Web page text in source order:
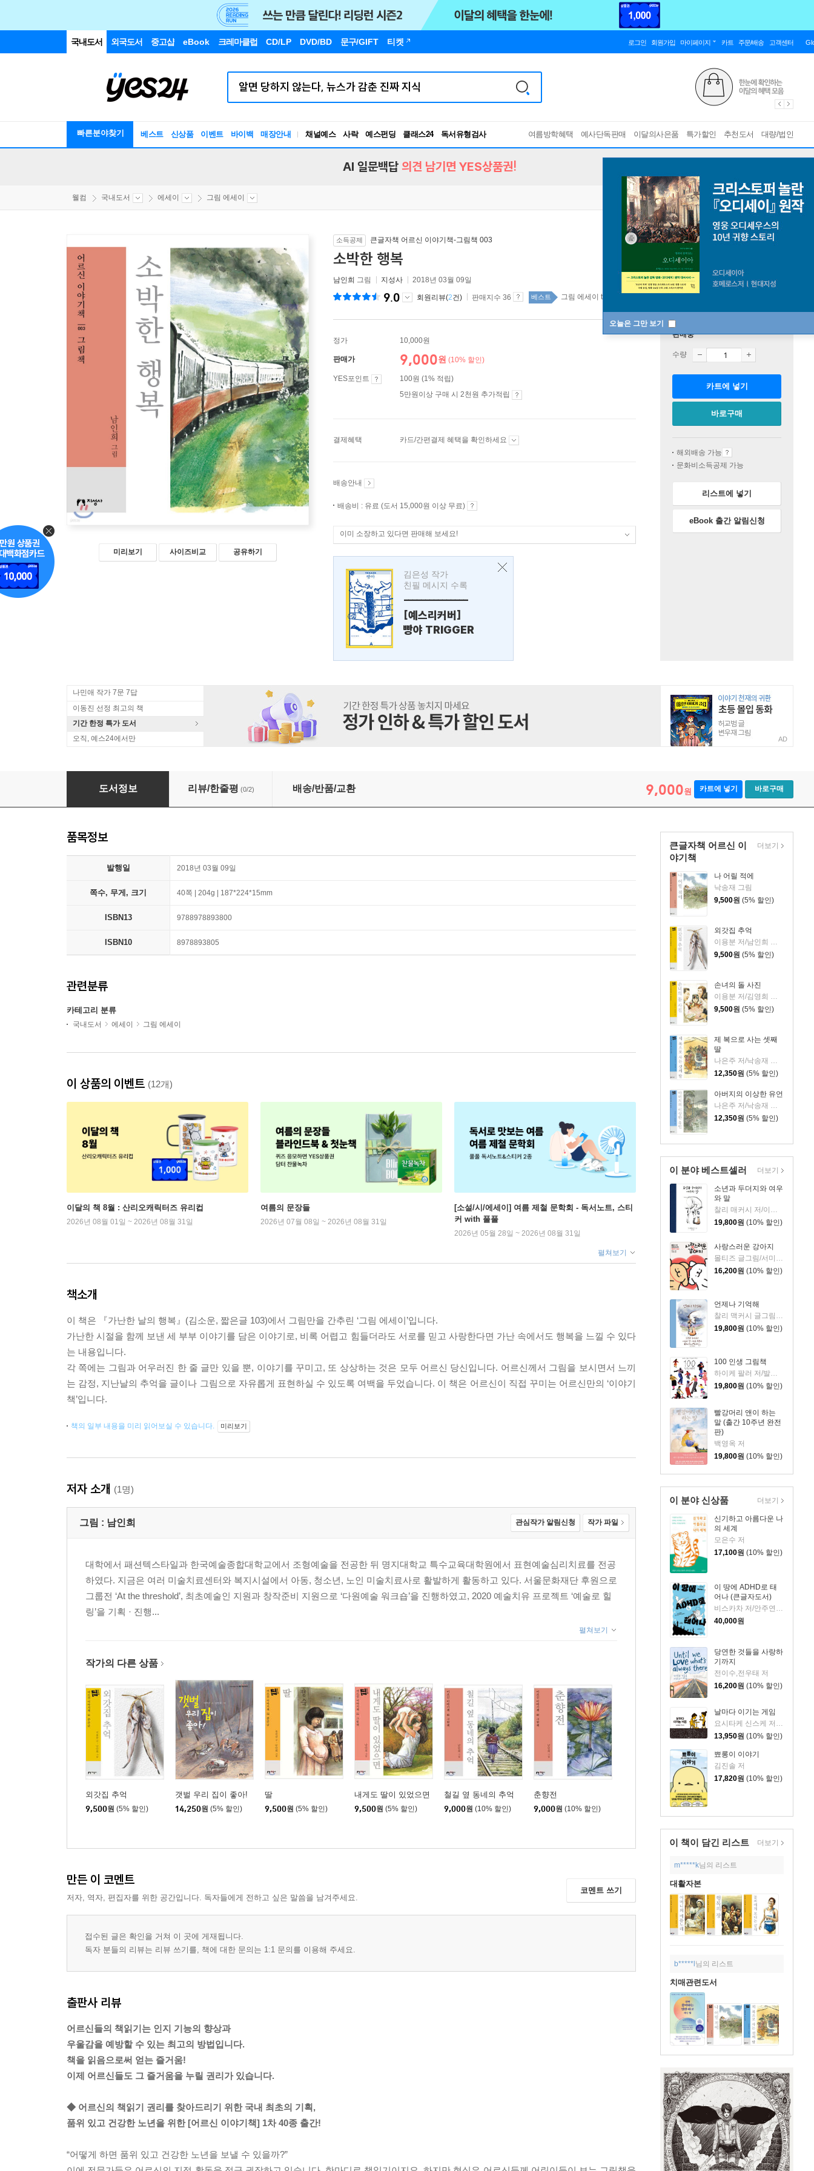
국내도서 외국도서 중고샵 eBook 크레마클럽 CD/LP DVD/BD 문구/GIFT 티켓 로그인 회원가입 마이페이지 카트 주문/배송 고객센터
빠른분야찾기 베스트 신상품 이벤트 바이백 매장안내 채널예스 사락 예스펀딩 클래스24
독서유형검사
RBTI Lab
여름방학혜택 예사단독판매 이달의사은품 특가할인 추천도서 대량/법인
오늘은 그만 보기
AI 일문백답 의견 남기면 YES상품권!
웰컴 국내도서 에세이 그림 에세이
미리보기 사이즈비교 공유하기
소득공제 큰글자책 어르신 이야기책-그림책 003
소박한 행복
남인희 그림 지성사 2018년 03월 09일
9.0 회원리뷰(2건) 판매지수 36 베스트 그림 에세이 top100 1주
정가 10,000원
판매가 9,000원 (10% 할인)
YES포인트
100원 (1% 적립)
5만원이상 구매 시 2천원 추가적립
결제혜택 카드/간편결제 혜택을 확인하세요
배송안내
배송비 : 유료 (도서 15,000원 이상 무료)
이미 소장하고 있다면 판매해 보세요!
김은성 작가
친필 메시지 수록
---------------
[예스리커버]
빵야 TRIGGER
판매중
수량
카트에 넣기
바로구매
해외배송 가능
문화비소득공제 가능
리스트에 넣기
eBook 출간 알림신청
나민애 작가 7문 7답
이동진 선정 최고의 책
기간 한정 특가 도서
오직, 예스24에서만
AD
소박한 행복
도서정보 리뷰/한줄평 (0/2) 배송/반품/교환 9,000원 카트에 넣기 바로구매
큰글자책 어르신 이
야기책
나 어릴 적에
낙송재 그림
9,500원 (5% 할인)
외갓집 추억
이용분 저/남인희 그림
9,500원 (5% 할인)
손녀의 돌 사진
이용분 저/김영희 그림
9,500원 (5% 할인)
제 복으로 사는 셋째
딸
나은주 저/낙송재 그림
12,350원 (5% 할인)
아버지의 이상한 유언
나은주 저/낙송재 그림
12,350원 (5% 할인)
더보기
이 분야 베스트셀러
소년과 두더지와 여우
와 말
찰리 매커시 저/이진경 역
19,800원 (10% 할인)
사랑스러운 강아지
몰티즈 글그림/서미영 역
16,200원 (10% 할인)
언제나 기억해
19,800원 (10% 할인)
100 인생 그림책
19,800원 (10% 할인)
빨강머리 앤이 하는
말 (출간 10주년 완전
판)
백영옥 저
19,800원 (10% 할인)
더보기
이 분야 신상품
신기하고 아름다운 나
의 세계
모은수 저
17,100원 (10% 할인)
이 땅에 ADHD로 태
어나 (큰글자도서)
40,000원
당연한 것들을 사랑하
기까지
전이수,전우태 저
16,200원 (10% 할인)
날마다 이기는 게임
요시타케 신스케 저/이소담 역
13,950원 (10% 할인)
뾰롱이 이야기
김진솔 저
17,820원 (10% 할인)
더보기
이 책이 담긴 리스트 더보기
m*****k님의 리스트
대활자본
b*****l 님의 리스트
치매관련도서
품목정보
발행일 2018년 03월 09일
쪽수, 무게, 크기 40쪽 | 204g | 187*224*15mm
ISBN13 9788978893800
ISBN10 8978893805
관련분류
카테고리 분류
국내도서 에세이 그림 에세이
이 상품의 이벤트 (12개)
이달의 책 8월 : 산리오캐릭터즈 유리컵
2026년 08월 01일 ~ 2026년 08월 31일
여름의 문장들
2026년 07월 08일 ~ 2026년 08월 31일
[소설/시/에세이] 여름 제철 문학회 - 독서노트, 스티
커 with 풀풀
2026년 05월 28일 ~ 2026년 08월 31일
펼쳐보기
책소개
이 책은 『가난한 날의 행복』(김소운, 짧은글 103)에서 그림만을 간추린 ‘그림 에세이’입니다.
가난한 시절을 함께 보낸 세 부부 이야기를 담은 이야기로, 비록 어렵고 힘들더라도 서로를 믿고 사랑한다면 가난 속에서도 행복을 느낄 수 있다
는 내용입니다.
각 쪽에는 그림과 어우러진 한 줄 글만 있을 뿐, 이야기를 꾸미고, 또 상상하는 것은 모두 어르신 당신입니다. 어르신께서 그림을 보시면서 느끼
는 감정, 지난날의 추억을 글이나 그림으로 자유롭게 표현하실 수 있도록 여백을 두었습니다. 이 책은 어르신이 직접 꾸미는 어르신만의 ‘이야기
책’입니다.
책의 일부 내용을 미리 읽어보실 수 있습니다. 미리보기
저자 소개 (1명)
그림 : 남인희 관심작가 알림신청 작가 파일
대학에서 패션텍스타일과 한국예술종합대학교에서 조형예술을 전공한 뒤 명지대학교 특수교육대학원에서 표현예술심리치료를 전공
하였다. 지금은 여러 미술치료센터와 복지시설에서 아동, 청소년, 노인 미술치료사로 활발하게 활동하고 있다. 서울문화재단 후원으로
그룹전 ‘At the threshold’, 최초예술인 지원과 창작준비 지원으로 ‘다원예술 워크숍’을 진행하였고, 2020 예술치유 프로젝트 ‘예술로 힐
링’을 기획 · 진행...
펼쳐보기
작가의 다른 상품
외갓집 추억
9,500원 (5% 할인)
갯벌 우리 집이 좋아!
14,250원 (5% 할인)
딸
9,500원 (5% 할인)
내게도 딸이 있었으면
9,500원 (5% 할인)
철길 옆 동네의 추억
9,000원 (10% 할인)
춘향전
9,000원 (10% 할인)
만든 이 코멘트
저자, 역자, 편집자를 위한 공간입니다. 독자들에게 전하고 싶은 말씀을 남겨주세요.
코멘트 쓰기
접수된 글은 확인을 거쳐 이 곳에 게재됩니다.
독자 분들의 리뷰는 리뷰 쓰기를, 책에 대한 문의는 1:1 문의를 이용해 주세요.
출판사 리뷰
어르신들의 책읽기는 인지 기능의 향상과
우울감을 예방할 수 있는 최고의 방법입니다.
책을 읽음으로써 얻는 즐거움!
이제 어르신들도 그 즐거움을 누릴 권리가 있습니다.
◆ 어르신의 책읽기 권리를 찾아드리기 위한 국내 최초의 기획,
품위 있고 건강한 노년을 위한 [어르신 이야기책] 1차 40종 출간!
“어떻게 하면 품위 있고 건강한 노년을 보낼 수 있을까?”